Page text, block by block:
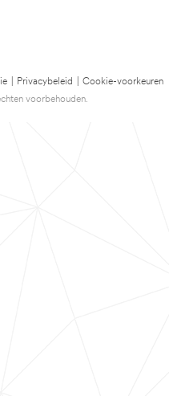
Privacybeleid
Cookie-voorkeuren
voorbehouden.